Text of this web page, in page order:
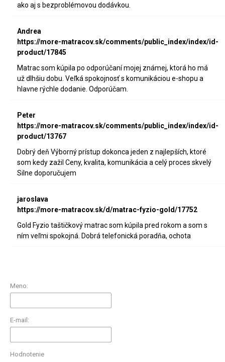
ako aj s bezproblémovou dodávkou.
Andrea
https://more-matracov.sk/comments/public_index/index/id-
product/17845
Matrac som kúpila po odporúčaní mojej známej, ktorá ho má
už dlhšiu dobu. Veľká spokojnosť s komunikáciou e-shopu a
hlavne rýchle dodanie. Odporúčam.
Peter
https://more-matracov.sk/comments/public_index/index/id-
product/13767
Dobrý deň Výborný prístup dokonca jeden z najlepších, ktoré
som kedy zažil Ceny, kvalita, komunikácia a celý proces skvelý
Silne doporučujem
jaroslava
https://more-matracov.sk/d/matrac-fyzio-gold/17752
Gold Fyzio taštičkový matrac som kúpila pred rokom a som s
ním veľmi spokojná. Dobrá telefonická poradňa, ochota
Meno:
E-mail:
Hodnotenie